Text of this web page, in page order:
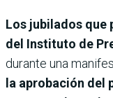
Los jubilados que
del Instituto de
durante una
la aprobación del